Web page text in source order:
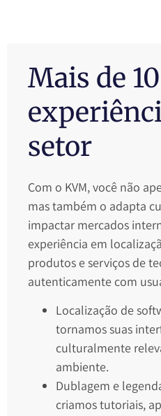
Mais de
setor
Com o KVM, você não
mas também o adapta
impactar mercados
experiência em
produtos e serviços de
autenticamente com
Localização de
tornamos suas
culturalmente
ambiente.
Dublagem e
criamos tutoriais,